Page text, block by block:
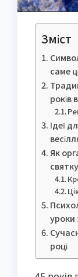
Зміст
саме
років
Ідеї
Як
уроки
році